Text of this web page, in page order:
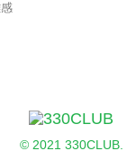
© 2021 330CLUB.